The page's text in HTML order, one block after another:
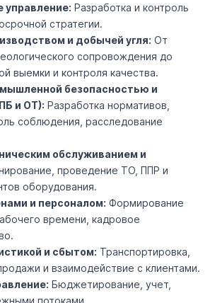
управление: Разработка и контроль
стратегии.
и добычей угля: От
сопровождения до
выемки и контроля качества.
безопасностью и
и ОТ): Разработка нормативов,
соблюдения, расследование
обслуживанием и
проведение ТО, ППР и
оборудования.
и персоналом: Формирование
времени, кадровое
и сбытом: Транспортировка,
и взаимодействие с клиентами.
Бюджетирование, учет,
потоками.